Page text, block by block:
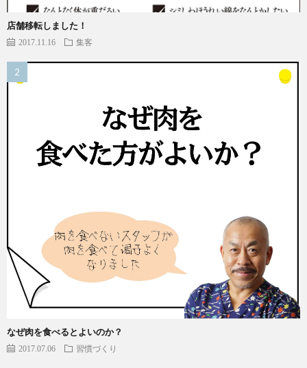
店舗移転しました！
2017.11.16 集客
なぜ肉を食べるとよいのか？
2017.07.06 習慣づくり